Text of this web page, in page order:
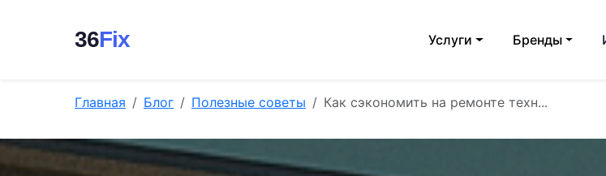
36Fix Услуги Бренды
Главная Блог Полезные советы Как сэкономить на ремонте техн...